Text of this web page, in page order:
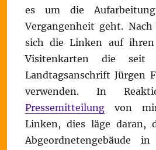
es um die
Vergangenheit geht.
sich die Linken auf
Visitenkarten die seit
Landtagsanschrift Jürgen
verwenden. In
Pressemitteilung von
Linken, dies läge daran,
Abgeordnetengebäude